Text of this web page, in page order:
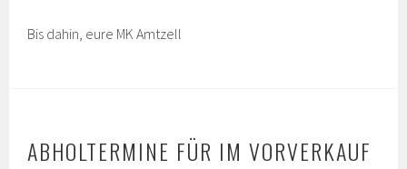
Bis dahin, eure MK Amtzell
ABHOLTERMINE FÜR IM VORVERKAUF